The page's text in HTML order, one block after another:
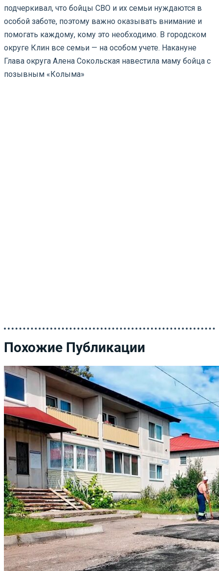
подчеркивал, что бойцы СВО и их семьи нуждаются в
особой заботе, поэтому важно оказывать внимание и
помогать каждому, кому это необходимо. В городском
округе Клин все семьи — на особом учете. Накануне
Глава округа Алена Сокольская навестила маму бойца с
позывным «Колыма»
Похожие Публикации